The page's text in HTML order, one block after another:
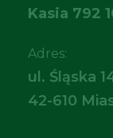
Kasia 792
Adres:
ul. Śląska
42-610